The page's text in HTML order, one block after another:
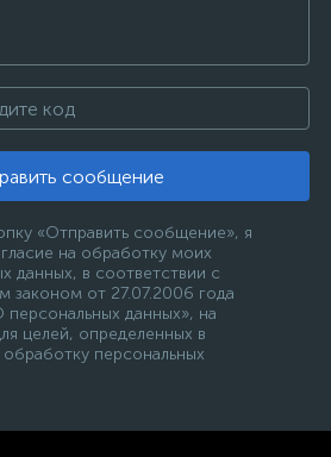
сообщение
«Отправить сообщение», я
на обработку моих
данных, в соответствии с
законом от 27.07.2006 года
данных», на
целей, определенных в
персональных